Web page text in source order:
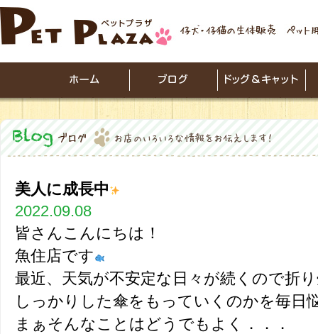
美人に成長中
2022.09.08
皆さんこんにちは！
魚住店です
最近、天気が不安定な日々が続くので折
しっかりした傘をもっていくのかを毎日
まぁそんなことはどうでもよく．．．